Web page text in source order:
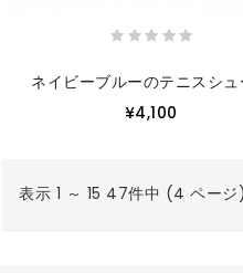
ネイビーブルーのテニスシュ
¥4,100
表示 1 ～ 15 47件中 (4 ページ)